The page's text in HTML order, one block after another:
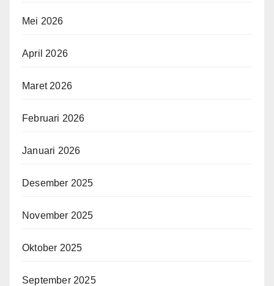
Mei 2026
April 2026
Maret 2026
Februari 2026
Januari 2026
Desember 2025
November 2025
Oktober 2025
September 2025